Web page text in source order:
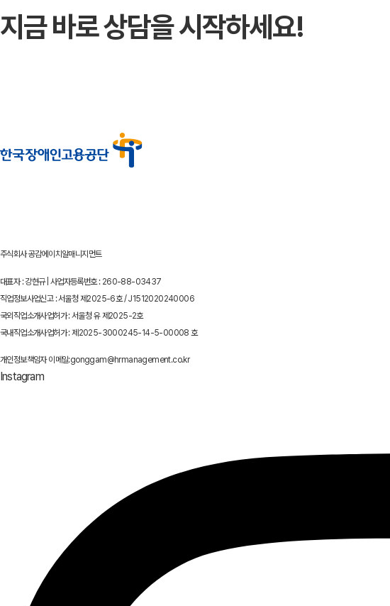
지금 바로 상담을 시작하세요!
주식회사 공감에이치알매니지먼트
대표자 : 강현규 | 사업자등록번호 : 260-88-03437
직업정보사업신고 : 서울청 제2025-6호 / J1512020240006
국외직업소개사업허가 : 서울청 유 제2025-2호
국내직업소개사업허가 : 제2025-3000245-14-5-00008 호
개인정보책임자 이메일:gonggam@hrmanagement.co.kr
Instagram